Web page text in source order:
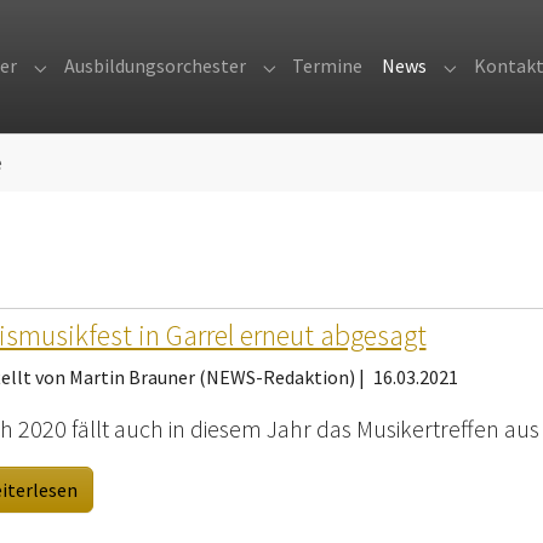
Submenu for "Orchester"
Ausbildungsorchester Submenu for
Termine News Submenu
Kontakt
in Garrel erneut abgesagt
von Martin Brauner (NEWS-Redaktion) | 16.03.2021
2020 fällt auch in diesem Jahr das Musikertreffen aus